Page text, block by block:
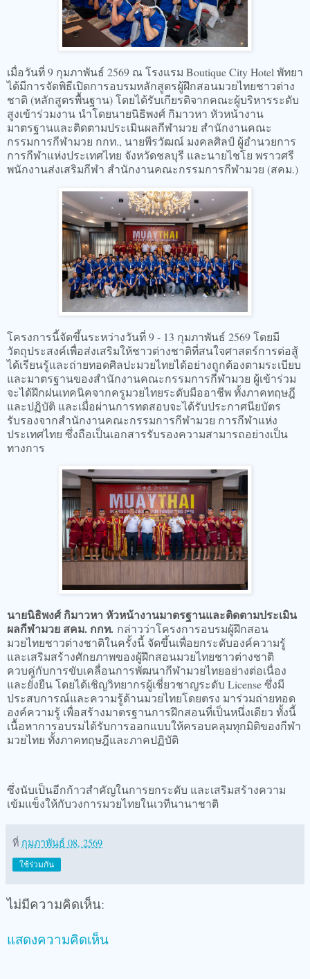
เมื่อวันที่ 9 กุมภาพันธ์ 2569 ณ โรงแรม Boutique City Hotel พัทยา
ได้มีการจัดพิธีเปิดการอบรมหลักสูตรผู้ฝึกสอนมวยไทยชาวต่าง
ชาติ (หลักสูตรพื้นฐาน) โดยได้รับเกียรติจากคณะผู้บริหารระดับ
สูงเข้าร่วมงาน นำโดยนายนิธิพงศ์ กิมาวหา หัวหน้างาน
มาตรฐานและติดตามประเมินผลกีฬามวย สำนักงานคณะ
กรรมการกีฬามวย กกท., นายพีรวัฒณ์ มงคลศิลป์ ผู้อำนวยการ
การกีฬาแห่งประเทศไทย จังหวัดชลบุรี และนายไชโย พราวศรี
พนักงานส่งเสริมกีฬา สำนักงานคณะกรรมการกีฬามวย (สคม.)
โครงการนี้จัดขึ้นระหว่างวันที่ 9 - 13 กุมภาพันธ์ 2569 โดยมี
วัตถุประสงค์เพื่อส่งเสริมให้ชาวต่างชาติที่สนใจศาสตร์การต่อสู้
ได้เรียนรู้และถ่ายทอดศิลปะมวยไทยได้อย่างถูกต้องตามระเบียบ
และมาตรฐานของสำนักงานคณะกรรมการกีฬามวย ผู้เข้าร่วม
จะได้ฝึกฝนเทคนิคจากครูมวยไทยระดับมืออาชีพ ทั้งภาคทฤษฎี
และปฏิบัติ และเมื่อผ่านการทดสอบจะได้รับประกาศนียบัตร
รับรองจากสำนักงานคณะกรรมการกีฬามวย การกีฬาแห่ง
ประเทศไทย ซึ่งถือเป็นเอกสารรับรองความสามารถอย่างเป็น
ทางการ
นายนิธิพงศ์ กิมาวหา หัวหน้างานมาตรฐานและติดตามประเมิน
ผลกีฬามวย สคม. กกท. กล่าวว่าโครงการอบรมผู้ฝึกสอน
มวยไทยชาวต่างชาติในครั้งนี้ จัดขึ้นเพื่อยกระดับองค์ความรู้
และเสริมสร้างศักยภาพของผู้ฝึกสอนมวยไทยชาวต่างชาติ
ควบคู่กับการขับเคลื่อนการพัฒนากีฬามวยไทยอย่างต่อเนื่อง
และยั่งยืน โดยได้เชิญวิทยากรผู้เชี่ยวชาญระดับ License ซึ่งมี
ประสบการณ์และความรู้ด้านมวยไทยโดยตรง มาร่วมถ่ายทอด
องค์ความรู้ เพื่อสร้างมาตรฐานการฝึกสอนที่เป็นหนึ่งเดียว ทั้งนี้
เนื้อหาการอบรมได้รับการออกแบบให้ครอบคลุมทุกมิติของกีฬา
มวยไทย ทั้งภาคทฤษฎีและภาคปฏิบัติ
ซึ่งนับเป็นอีกก้าวสำคัญในการยกระดับ และเสริมสร้างความ
เข้มแข็งให้กับวงการมวยไทยในเวทีนานาชาติ
ที่ กุมภาพันธ์ 08, 2569
ใช้ร่วมกัน
ไม่มีความคิดเห็น:
แสดงความคิดเห็น